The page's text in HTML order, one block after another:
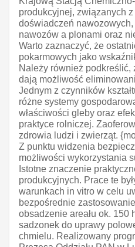
produkcyjnej, związanych
doświadczeń
nawozów a plonami oraz
Warto zaznaczyć, że
pokarmowych jako
Należy również
dają możliwość
Jednym z czynników
różne systemy
właściwości gleby oraz
praktyce rolniczej.
zdrowia ludzi i zwierząt.
Z punktu widzenia
możliwości wykorzystania
Istotne znaczenie
produkcyjnych. Prace te
warunkach in vitro w celu
bezpośrednie
obsadzenie areału ok.
sadzonek do uprawy
chmielu. Realizowany